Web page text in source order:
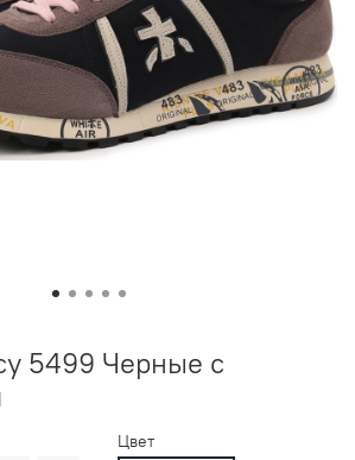
5499 Черные с
Цвет